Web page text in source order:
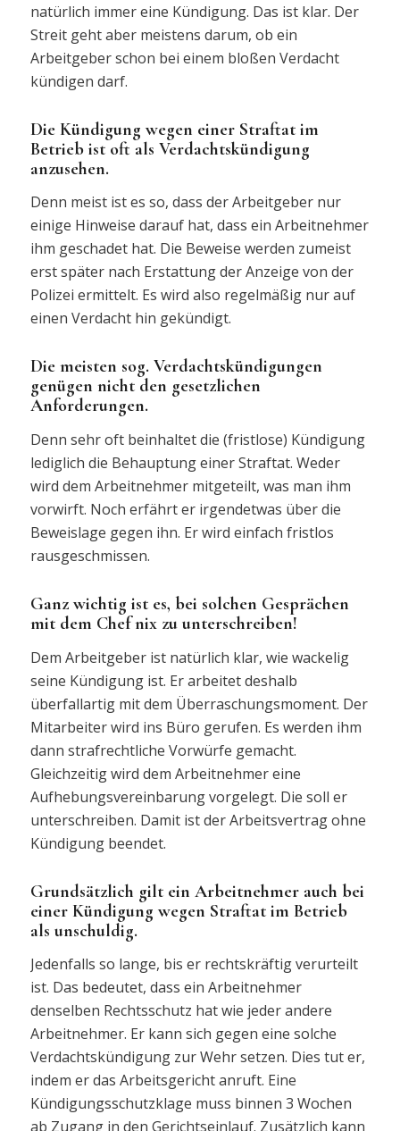
natürlich immer eine Kündigung. Das ist klar. Der
Streit geht aber meistens darum, ob ein
Arbeitgeber schon bei einem bloßen Verdacht
kündigen darf.
Die Kündigung wegen einer Straftat im
Betrieb ist oft als Verdachtskündigung
anzusehen.
Denn meist ist es so, dass der Arbeitgeber nur
einige Hinweise darauf hat, dass ein Arbeitnehmer
ihm geschadet hat. Die Beweise werden zumeist
erst später nach Erstattung der Anzeige von der
Polizei ermittelt. Es wird also regelmäßig nur auf
einen Verdacht hin gekündigt.
Die meisten sog. Verdachtskündigungen
genügen nicht den gesetzlichen
Anforderungen.
Denn sehr oft beinhaltet die (fristlose) Kündigung
lediglich die Behauptung einer Straftat. Weder
wird dem Arbeitnehmer mitgeteilt, was man ihm
vorwirft. Noch erfährt er irgendetwas über die
Beweislage gegen ihn. Er wird einfach fristlos
rausgeschmissen.
Ganz wichtig ist es, bei solchen Gesprächen
mit dem Chef nix zu unterschreiben!
Dem Arbeitgeber ist natürlich klar, wie wackelig
seine Kündigung ist. Er arbeitet deshalb
überfallartig mit dem Überraschungsmoment. Der
Mitarbeiter wird ins Büro gerufen. Es werden ihm
dann strafrechtliche Vorwürfe gemacht.
Gleichzeitig wird dem Arbeitnehmer eine
Aufhebungsvereinbarung vorgelegt. Die soll er
unterschreiben. Damit ist der Arbeitsvertrag ohne
Kündigung beendet.
Grundsätzlich gilt ein Arbeitnehmer auch bei
einer Kündigung wegen Straftat im Betrieb
als unschuldig.
Jedenfalls so lange, bis er rechtskräftig verurteilt
ist. Das bedeutet, dass ein Arbeitnehmer
denselben Rechtsschutz hat wie jeder andere
Arbeitnehmer. Er kann sich gegen eine solche
Verdachtskündigung zur Wehr setzen. Dies tut er,
indem er das Arbeitsgericht anruft. Eine
Kündigungsschutzklage muss binnen 3 Wochen
ab Zugang in den Gerichtseinlauf. Zusätzlich kann